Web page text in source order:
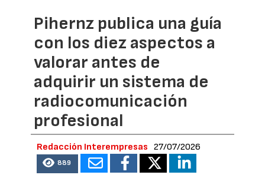
Pihernz publica una guía
con los diez aspectos a
valorar antes de
adquirir un sistema de
radiocomunicación
profesional
Redacción Interempresas 27/07/2026
889